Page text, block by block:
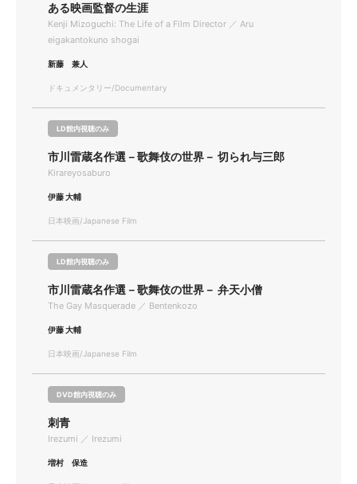
ある映画監督の生涯
Kenji Mizoguchi: The Life of a Film Director ／ Aru
eigakantokuno shogai
新藤 兼人
ドキュメンタリー/Documentary
LD館内視聴のみ
市川雷蔵名作選－歌舞伎の世界－ 切られ与三郎
Kirareyosaburo
伊藤 大輔
日本映画/Japanese Film
LD館内視聴のみ
市川雷蔵名作選－歌舞伎の世界－ 弁天小僧
The Gay Masquerade ／ Bentenkozo
伊藤 大輔
日本映画/Japanese Film
DVD館内視聴のみ
刺青
Irezumi ／ Irezumi
増村 保造